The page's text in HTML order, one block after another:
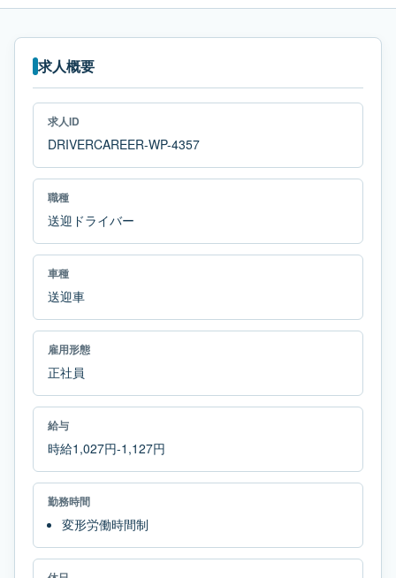
求人概要
求人ID
DRIVERCAREER-WP-4357
職種
送迎ドライバー
車種
送迎車
雇用形態
正社員
給与
時給1,027円-1,127円
勤務時間
変形労働時間制